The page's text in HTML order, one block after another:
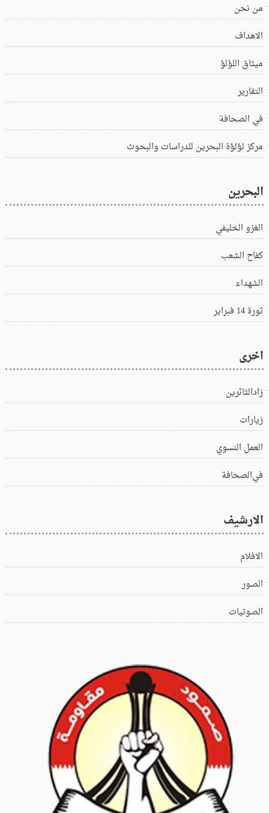
من نحن
الاهداف
ميثاق اللؤلؤ
التقارير
في الصحافة
مركز لؤلؤة البحرين للدراسات والبحوث
البحرين
الغزو الخليفي
كفاح الشعب
الشهداء
ثورة 14 فبراير
اخرى
زادالثائرين
زيارات
العمل النسوي
في‌الصحافة
الارشيف
الافلام
الصور
الصوتيات